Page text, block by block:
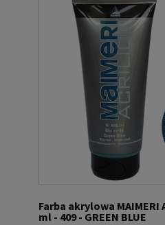
Farba akrylowa MAIMERI
ml - 409 - GREEN BLUE